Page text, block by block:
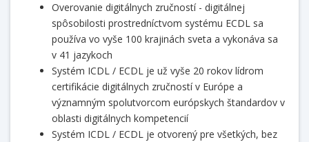
Overovanie digitálnych zručností - digitálnej
spôsobilosti prostredníctvom systému ECDL sa
používa vo vyše 100 krajinách sveta a vykonáva sa
v 41 jazykoch
Systém ICDL / ECDL je už vyše 20 rokov lídrom
certifikácie digitálnych zručností v Európe a
významným spolutvorcom európskych štandardov v
oblasti digitálnych kompetencií
Systém ICDL / ECDL je otvorený pre všetkých, bez